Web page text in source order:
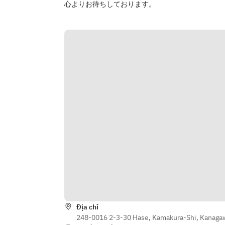
心よりお待ちしております。
Địa chỉ
248-0016 2-3-30 Hase, Kamakura-Shi,